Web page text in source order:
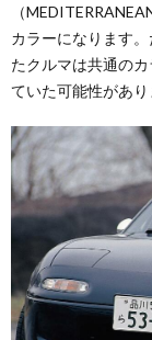
（
カラーになります
たクルマは共通の
ていた可能性があり